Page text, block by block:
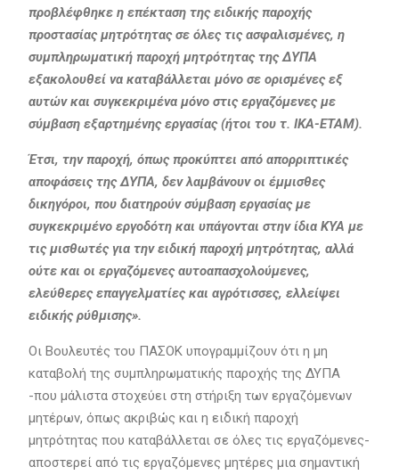
προβλέφθηκε η επέκταση της ειδικής παροχής
προστασίας μητρότητας σε όλες τις ασφαλισμένες, η
συμπληρωματική παροχή μητρότητας της ΔΥΠΑ
εξακολουθεί να καταβάλλεται μόνο σε ορισμένες εξ
αυτών και συγκεκριμένα μόνο στις εργαζόμενες με
σύμβαση εξαρτημένης εργασίας (ήτοι του τ. ΙΚΑ-ΕΤΑΜ).
Έτσι, την παροχή, όπως προκύπτει από απορριπτικές
αποφάσεις της ΔΥΠΑ, δεν λαμβάνουν οι έμμισθες
δικηγόροι, που διατηρούν σύμβαση εργασίας με
συγκεκριμένο εργοδότη και υπάγονται στην ίδια ΚΥΑ με
τις μισθωτές για την ειδική παροχή μητρότητας, αλλά
ούτε και οι εργαζόμενες αυτοαπασχολούμενες,
ελεύθερες επαγγελματίες και αγρότισσες, ελλείψει
ειδικής ρύθμισης».
Οι Βουλευτές του ΠΑΣΟΚ υπογραμμίζουν ότι η μη
καταβολή της συμπληρωματικής παροχής της ΔΥΠΑ
-που μάλιστα στοχεύει στη στήριξη των εργαζόμενων
μητέρων, όπως ακριβώς και η ειδική παροχή
μητρότητας που καταβάλλεται σε όλες τις εργαζόμενες-
αποστερεί από τις εργαζόμενες μητέρες μια σημαντική